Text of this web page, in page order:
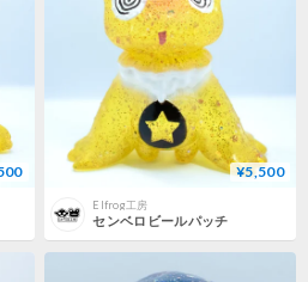
¥5,500
Elfrog工房
センベロビールパッチ